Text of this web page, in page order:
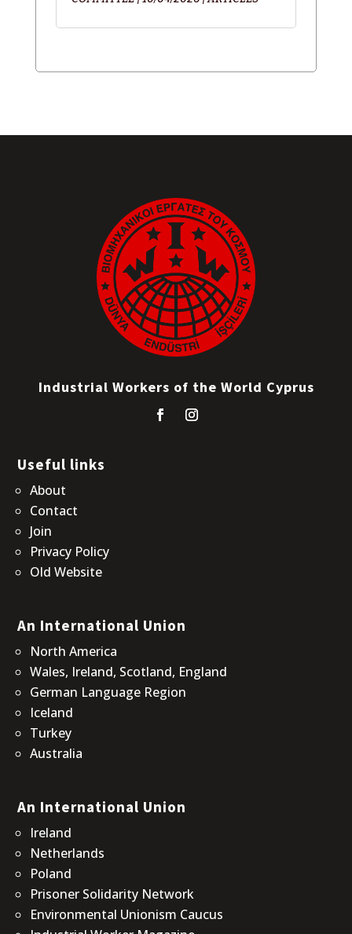
Industrial Workers of the World Cyprus
Useful links
About
Contact
Join
Privacy Policy
Old Website
An International Union
North America
Wales, Ireland, Scotland, England
German Language Region
Iceland
Turkey
Australia
An International Union
Ireland
Netherlands
Poland
Prisoner Solidarity Network
Environmental Unionism Caucus